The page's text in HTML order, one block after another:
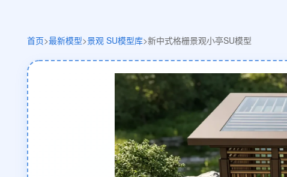
首页>最新模型>景观 SU模型库>新中式格栅景观小亭SU模型